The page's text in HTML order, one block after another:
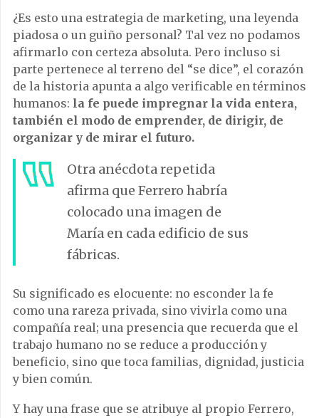
¿Es esto una estrategia de marketing, una leyenda
piadosa o un guiño personal? Tal vez no podamos
afirmarlo con certeza absoluta. Pero incluso si
parte pertenece al terreno del “se dice”, el corazón
de la historia apunta a algo verificable en términos
humanos: la fe puede impregnar la vida entera,
también el modo de emprender, de dirigir, de
organizar y de mirar el futuro.
Otra anécdota repetida
afirma que Ferrero habría
colocado una imagen de
María en cada edificio de sus
fábricas.
Su significado es elocuente: no esconder la fe
como una rareza privada, sino vivirla como una
compañía real; una presencia que recuerda que el
trabajo humano no se reduce a producción y
beneficio, sino que toca familias, dignidad, justicia
y bien común.
Y hay una frase que se atribuye al propio Ferrero,